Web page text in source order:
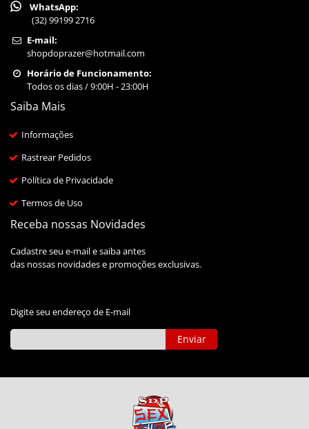
WhatsApp:
(32) 99199 2716
E-mail:
shopdoprazer@hotmail.com
Horário de Funcionamento:
Todos os dias / 9:00H - 23:00H
Saiba Mais
Informações
Rastrear Pedidos
Política de Privacidade
Termos de Uso
Receba nossas Novidades
Cadastre seu e-mail e saiba antes
das nossas novidades e promoções exclusivas.
Digite seu endereço de E-mail
Enviar